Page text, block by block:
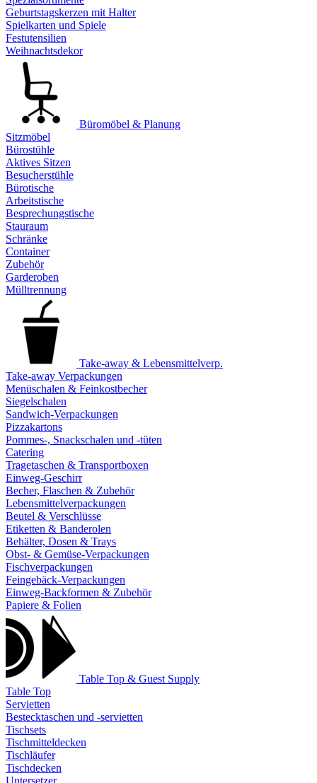
Geburtstagskerzen mit Halter
Spielkarten und Spiele
Festutensilien
Weihnachtsdekor
Büromöbel & Planung
Sitzmöbel
Bürostühle
Aktives Sitzen
Besucherstühle
Bürotische
Arbeitstische
Besprechungstische
Stauraum
Schränke
Container
Zubehör
Garderoben
Mülltrennung
Take-away & Lebensmittelverp.
Take-away Verpackungen
Menüschalen & Feinkostbecher
Siegelschalen
Sandwich-Verpackungen
Pizzakartons
Pommes-, Snackschalen und -tüten
Catering
Tragetaschen & Transportboxen
Einweg-Geschirr
Becher, Flaschen & Zubehör
Lebensmittelverpackungen
Beutel & Verschlüsse
Etiketten & Banderolen
Behälter, Dosen & Trays
Obst- & Gemüse-Verpackungen
Fischverpackungen
Feingebäck-Verpackungen
Einweg-Backformen & Zubehör
Papiere & Folien
Table Top & Guest Supply
Table Top
Servietten
Bestecktaschen und -servietten
Tischsets
Tischmitteldecken
Tischläufer
Tischdecken